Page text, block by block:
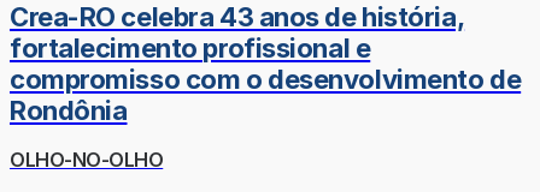
Crea-RO celebra 43 anos de história,
fortalecimento profissional e
compromisso com o desenvolvimento de
Rondônia
OLHO-NO-OLHO